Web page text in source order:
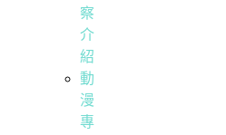
察
介
紹
動
漫
專